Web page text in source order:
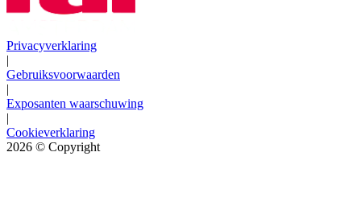
Privacyverklaring
|
Gebruiksvoorwaarden
|
Exposanten waarschuwing
|
Cookieverklaring
2026 © Copyright